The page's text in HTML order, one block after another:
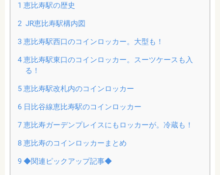
1 恵比寿駅の歴史
2JR恵比寿駅構内図
3恵比寿駅西口のコインロッカー。大型も！
4恵比寿駅東口のコインロッカー。スーツケースも入
る！
5恵比寿駅改札内のコインロッカー
6日比谷線恵比寿駅のコインロッカー
7恵比寿ガーデンプレイスにもロッカーが。冷蔵も！
8恵比寿のコインロッカーまとめ
9◆関連ピックアップ記事◆